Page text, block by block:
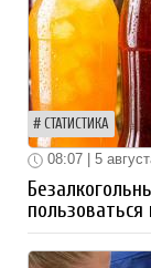
СТАТИСТИКА
08:07 | 5